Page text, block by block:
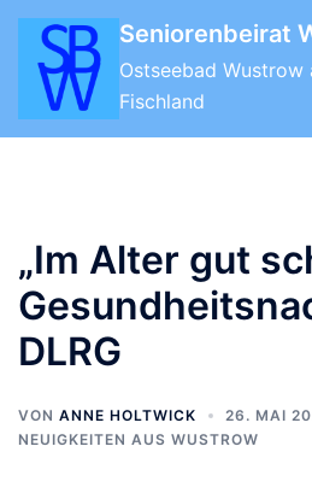
Zum
Inhalt
springen
Seniorenbeirat
Ostseebad Wustrow
Fischland
„Im Alter gut
DLRG
VON ANNE HOLTWICK
26. MAI
NEUIGKEITEN AUS WUSTROW